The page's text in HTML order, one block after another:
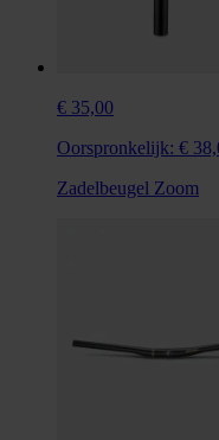
€ 35,00
Oorspronkelijk: €
Zadelbeugel Zoom